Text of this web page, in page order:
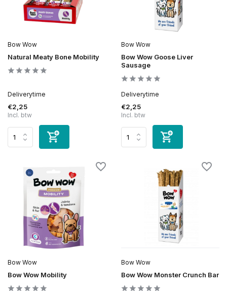
Bow Wow
Natural Meaty Bone Mobility
Deliverytime
€2,25
Incl. btw
Bow Wow
Bow Wow Goose Liver
Sausage
Deliverytime
€2,25
Incl. btw
Bow Wow
Bow Wow Mobility
Bow Wow
Bow Wow Monster Crunch Bar